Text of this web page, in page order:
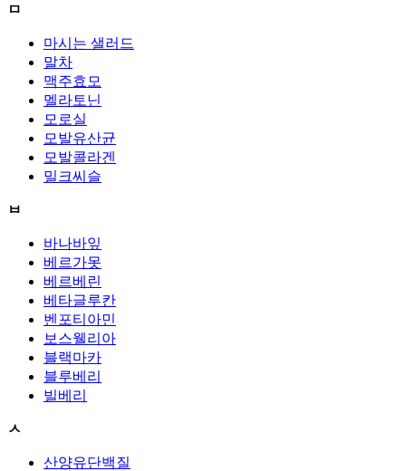
ㅁ
마시는 샐러드
말차
맥주효모
멜라토닌
모로실
모발유산균
모발콜라겐
밀크씨슬
ㅂ
바나바잎
베르가못
베르베린
베타글루칸
벤포티아민
보스웰리아
블랙마카
블루베리
빌베리
ㅅ
산양유단백질